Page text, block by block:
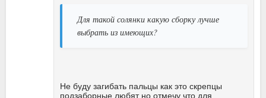
Для такой солянки какую сборку лучше
выбрать из имеющих?
Не буду загибать пальцы как это скрепцы
подзаборные любят но отмечу что для